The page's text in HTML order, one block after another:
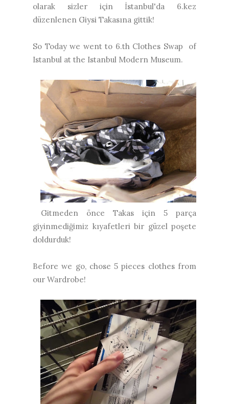
olarak sizler için İstanbul'da 6.kez
düzenlenen Giysi Takasına gittik!
So Today we went to 6.th Clothes Swap of
Istanbul at the Istanbul Modern Museum.
Gitmeden önce Takas için 5 parça
giyinmediğimiz kıyafetleri bir güzel poşete
doldurduk!
Before we go, chose 5 pieces clothes from
our Wardrobe!